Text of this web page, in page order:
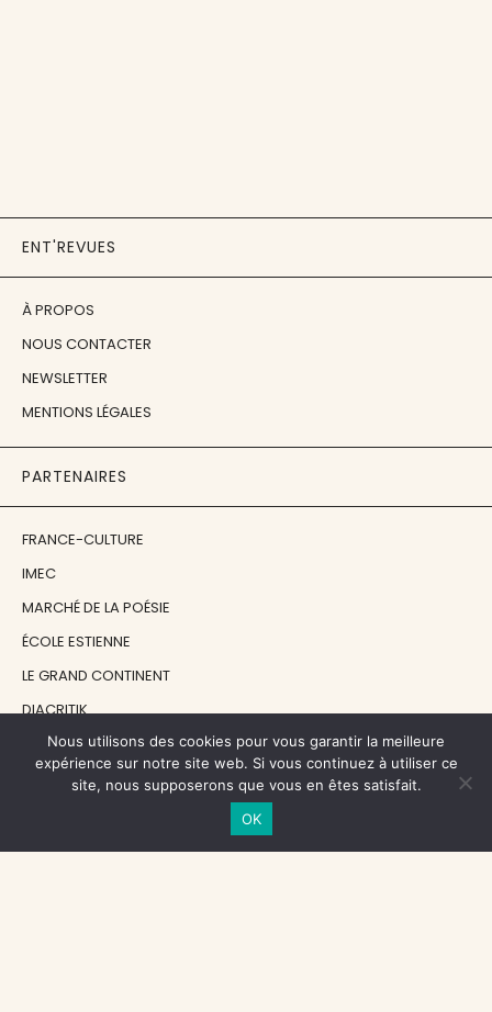
ENT'REVUES
À PROPOS
NOUS CONTACTER
NEWSLETTER
MENTIONS LÉGALES
PARTENAIRES
FRANCE-CULTURE
IMEC
MARCHÉ DE LA POÉSIE
ÉCOLE ESTIENNE
LE GRAND CONTINENT
DIACRITIK
EN ATTENDANT NADEAU
Nous utilisons des cookies pour vous garantir la meilleure
expérience sur notre site web. Si vous continuez à utiliser ce
site, nous supposerons que vous en êtes satisfait.
OK